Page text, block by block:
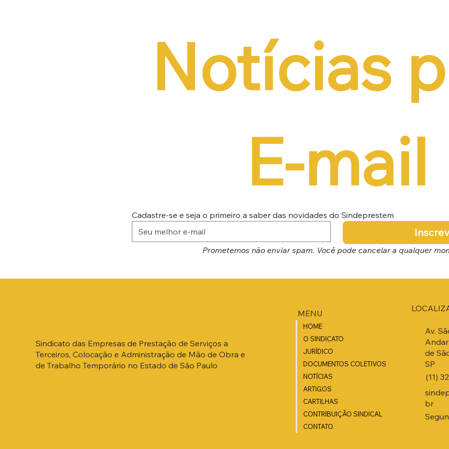
Notícias
E-mail
Cadastre-se e seja o primeiro a saber das novidades do Sindeprestem
Prometemos não enviar spam. Você pode cancelar a qualquer
Sindicato das Empresas de Prestação de Serviços a
Terceiros, Colocação e Administração de Mão de Obra e
de Trabalho Temporário no Estado de São Paulo
MENU
HOME
O SINDICATO
JURÍDICO
DOCUMENTOS COLETIVOS
NOTÍCIAS
ARTIGOS
CARTILHAS
CONTRIBUIÇÃO SINDICAL
CONTATO
Av.
de
SP
(11)
br